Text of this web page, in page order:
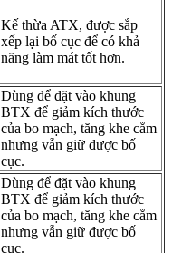
Kế thừa ATX, được sắp
xếp lại bố cục để có khả
năng làm mát tốt hơn.
Dùng để đặt vào khung
BTX để giảm kích thước
của bo mạch, tăng khe cắm
nhưng vẫn giữ được bố
cục.
Dùng để đặt vào khung
BTX để giảm kích thước
của bo mạch, tăng khe cắm
nhưng vẫn giữ được bố
cục.